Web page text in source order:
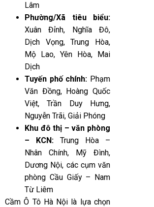
Lâm
Phường/Xã tiêu biểu:
Xuân Đỉnh, Nghĩa Đô,
Dịch Vọng, Trung Hòa,
Mộ Lao, Yên Hòa, Mai
Dịch
Tuyến phố chính: Phạm
Văn Đồng, Hoàng Quốc
Việt, Trần Duy Hưng,
Nguyễn Trãi, Giải Phóng
Khu đô thị – văn phòng
– KCN: Trung Hòa –
Nhân Chính, Mỹ Đình,
Dương Nội, các cụm văn
phòng Cầu Giấy – Nam
Từ Liêm
Cầm Ô Tô Hà Nội là lựa chọn